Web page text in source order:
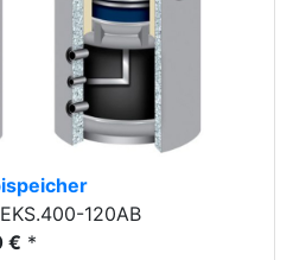
120AB
€ *